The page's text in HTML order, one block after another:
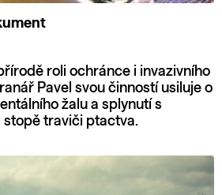
roli ochránce i invazivního
Pavel svou činností usiluje o
žalu a splynutí s
stopě traviči ptactva.